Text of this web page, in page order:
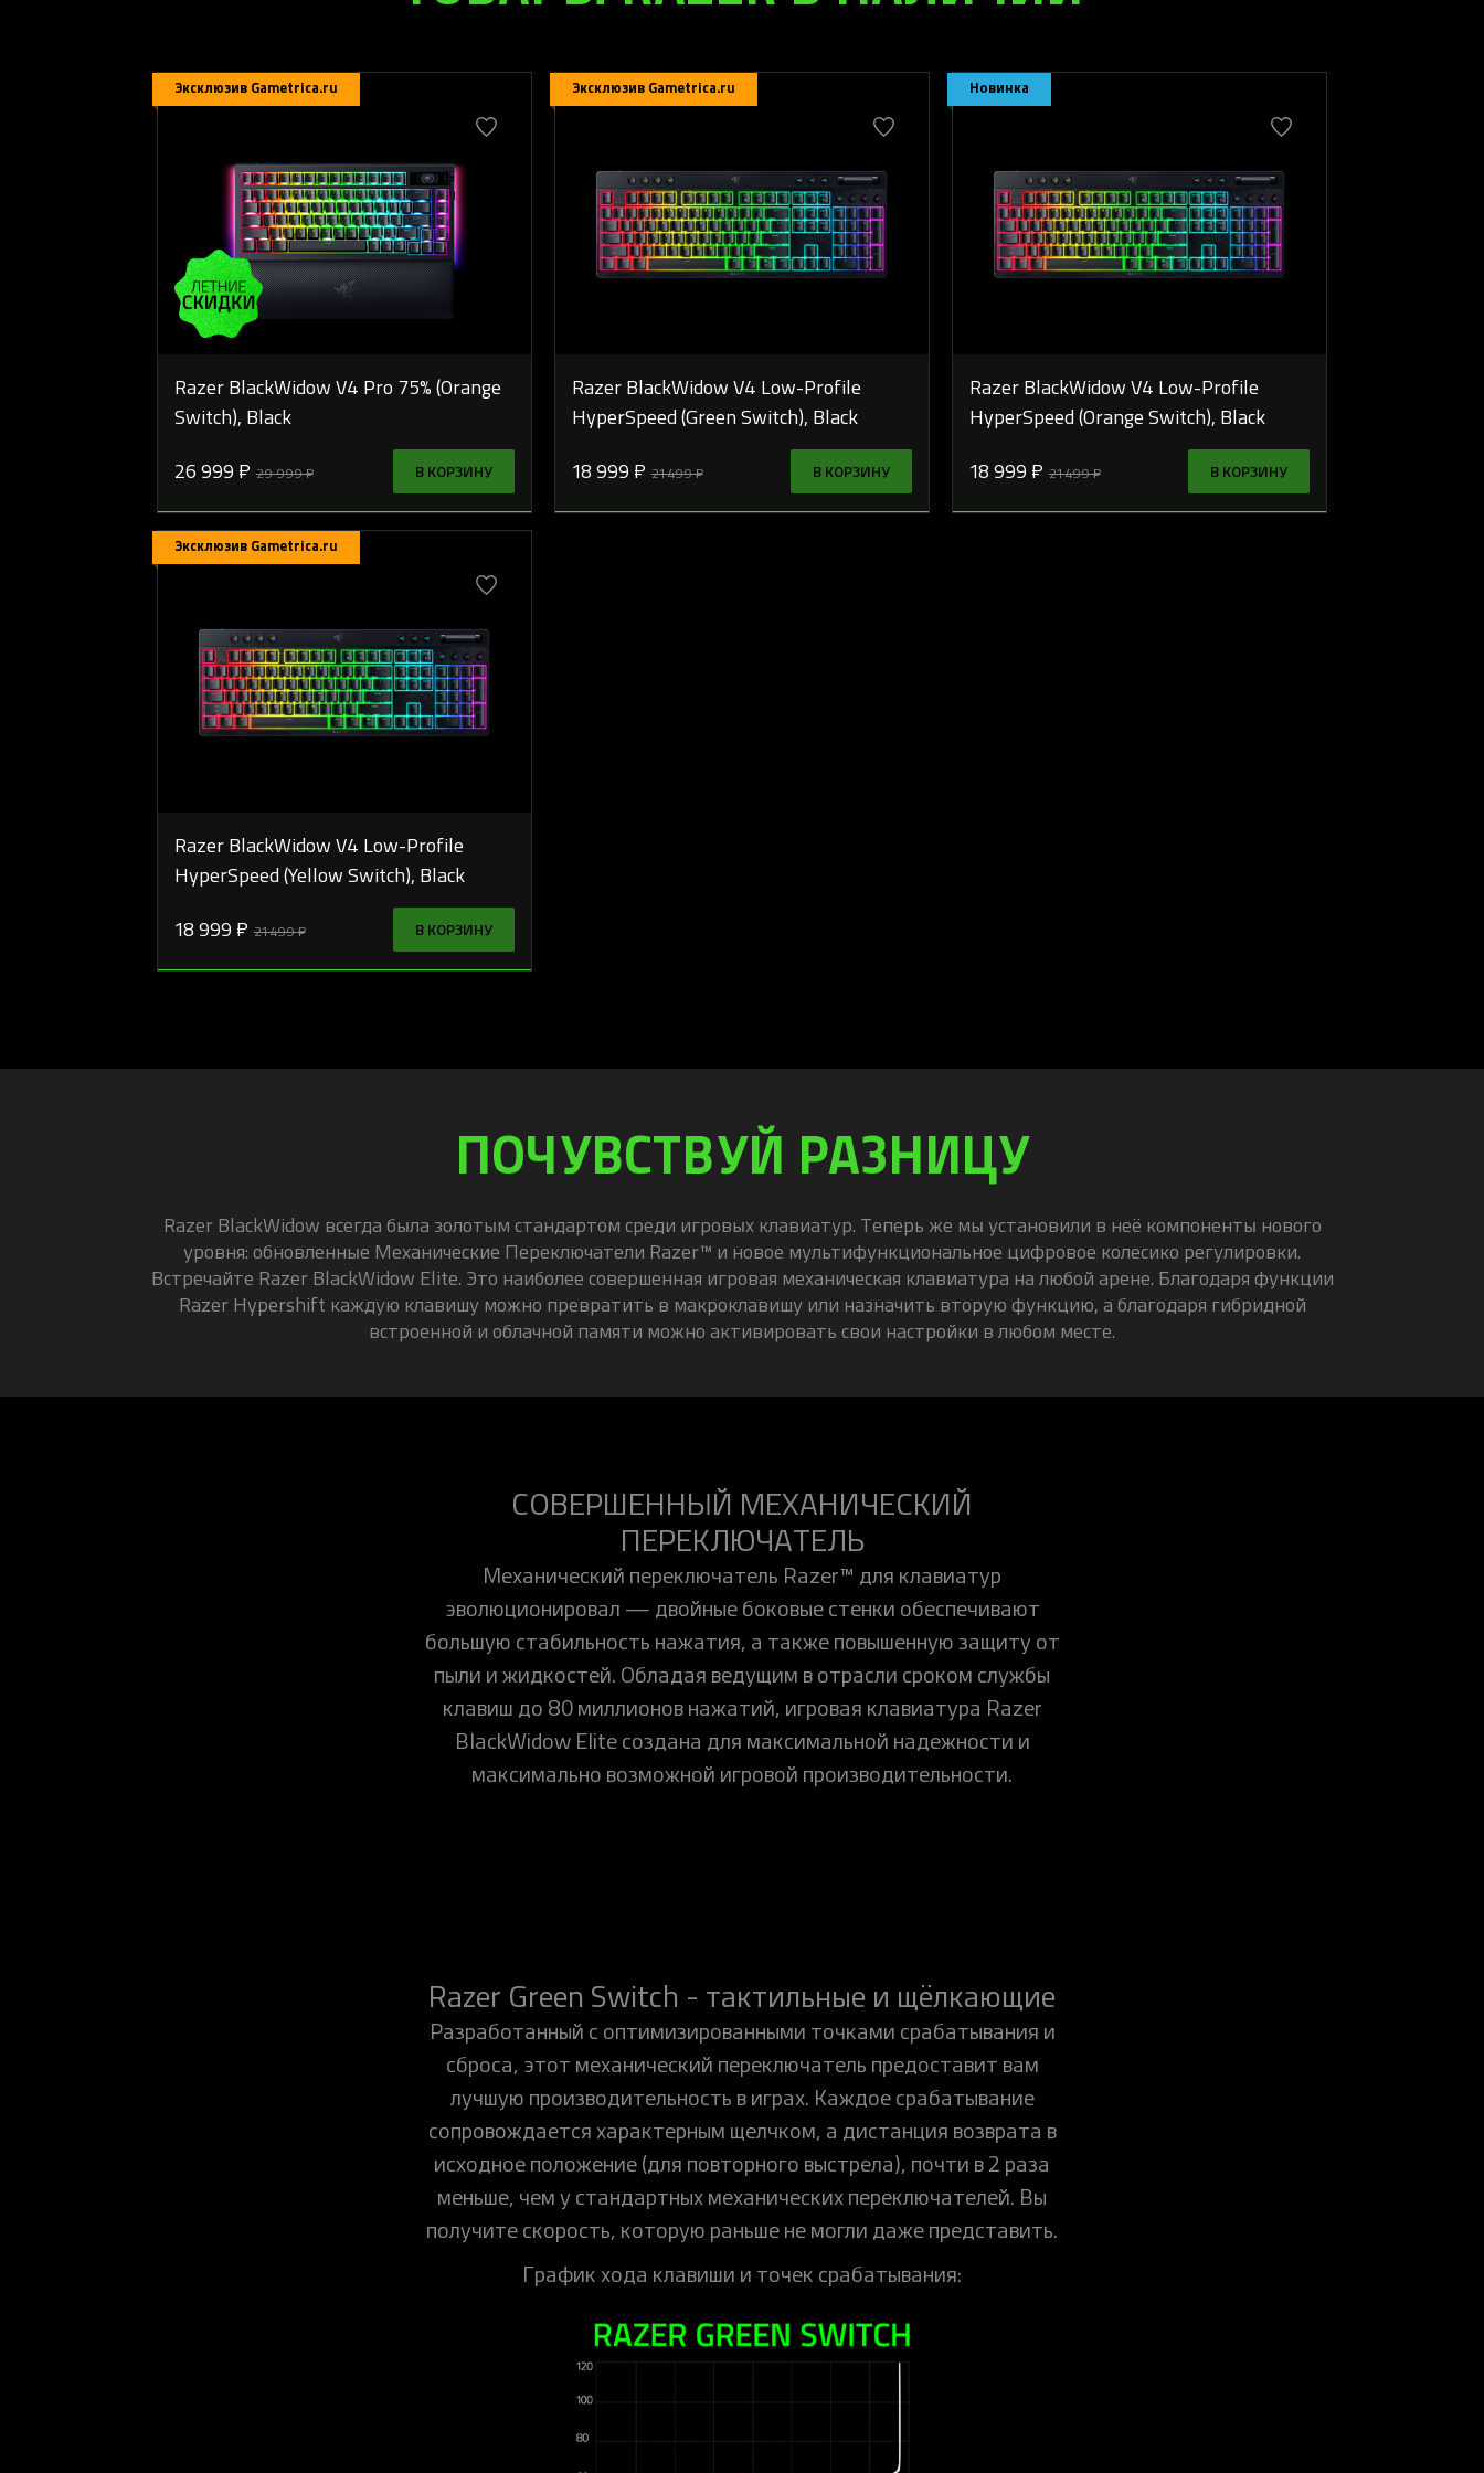
Эксклюзив Gametrica.ru
Razer BlackWidow V4 Pro 75% (Orange
Switch), Black
26 999 ₽ 29 999 ₽ В КОРЗИНУ
Эксклюзив Gametrica.ru
Razer BlackWidow V4 Low-Profile
HyperSpeed (Green Switch), Black
18 999 ₽ 21 499 ₽ В КОРЗИНУ
Новинка
Razer BlackWidow V4 Low-Profile
HyperSpeed (Orange Switch), Black
18 999 ₽ 21 499 ₽ В КОРЗИНУ
Эксклюзив Gametrica.ru
Razer BlackWidow V4 Low-Profile
HyperSpeed (Yellow Switch), Black
18 999 ₽ 21 499 ₽ В КОРЗИНУ
ПОЧУВСТВУЙ РАЗНИЦУ
Razer BlackWidow всегда была золотым стандартом среди игровых клавиатур. Теперь же мы установили в неё компоненты нового
уровня: обновленные Механические Переключатели Razer™ и новое мультифункциональное цифровое колесико регулировки.
Встречайте Razer BlackWidow Elite. Это наиболее совершенная игровая механическая клавиатура на любой арене. Благодаря функции
Razer Hypershift каждую клавишу можно превратить в макроклавишу или назначить вторую функцию, а благодаря гибридной
встроенной и облачной памяти можно активировать свои настройки в любом месте.
СОВЕРШЕННЫЙ МЕХАНИЧЕСКИЙ
ПЕРЕКЛЮЧАТЕЛЬ
Механический переключатель Razer™ для клавиатур
эволюционировал — двойные боковые стенки обеспечивают
большую стабильность нажатия, а также повышенную защиту от
пыли и жидкостей. Обладая ведущим в отрасли сроком службы
клавиш до 80 миллионов нажатий, игровая клавиатура Razer
BlackWidow Elite создана для максимальной надежности и
максимально возможной игровой производительности.
Razer Green Switch - тактильные и щёлкающие
Разработанный с оптимизированными точками срабатывания и
сброса, этот механический переключатель предоставит вам
лучшую производительность в играх. Каждое срабатывание
сопровождается характерным щелчком, а дистанция возврата в
исходное положение (для повторного выстрела), почти в 2 раза
меньше, чем у стандартных механических переключателей. Вы
получите скорость, которую раньше не могли даже представить.
График хода клавиши и точек срабатывания: